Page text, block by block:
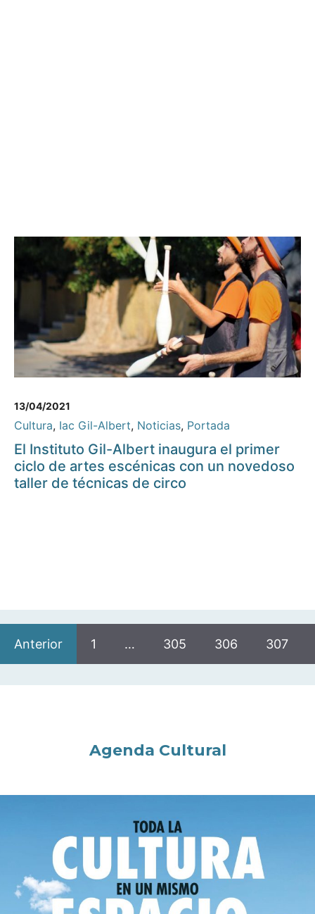
13/04/2021
Cultura, Iac Gil-Albert, Noticias, Portada
El Instituto Gil-Albert inaugura el primer
ciclo de artes escénicas con un novedoso
taller de técnicas de circo
Anterior 1 … 305 306 307
Agenda Cultural